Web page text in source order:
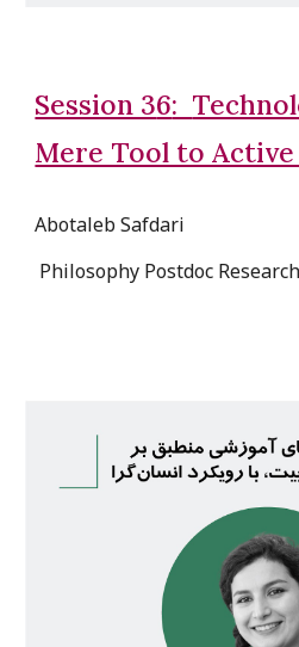
Session 36:
Mere Tool to
Abotaleb Safdari
Philosophy Postdoc